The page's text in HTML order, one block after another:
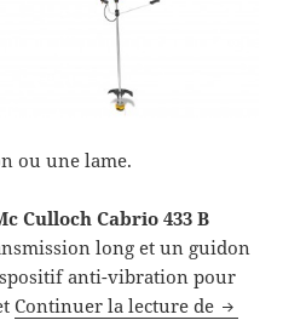
ou une lame.
Culloch Cabrio 433 B
long et un guidon
anti-vibration pour
Continuer la lecture de